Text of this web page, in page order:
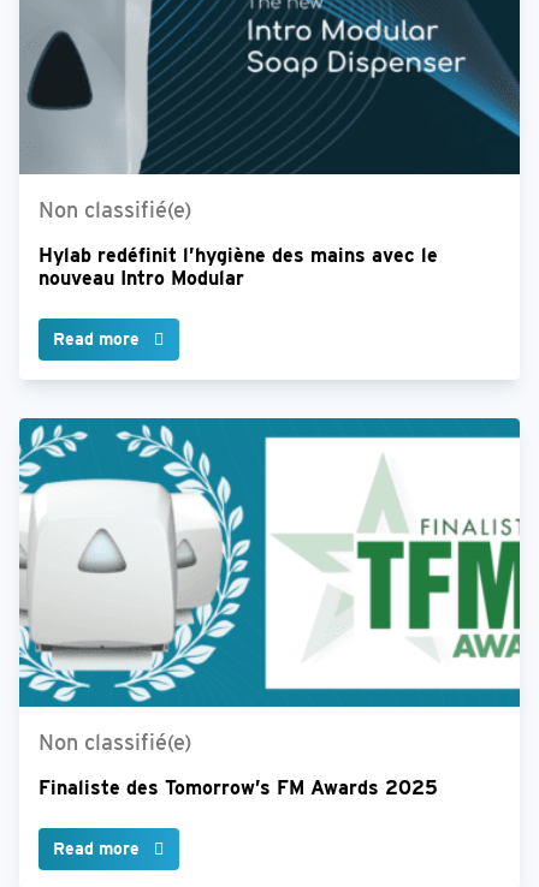
Non classifié(e)
Hylab redéfinit l’hygiène des mains avec le
nouveau Intro Modular
Read more
Non classifié(e)
Finaliste des Tomorrow’s FM Awards 2025
Read more